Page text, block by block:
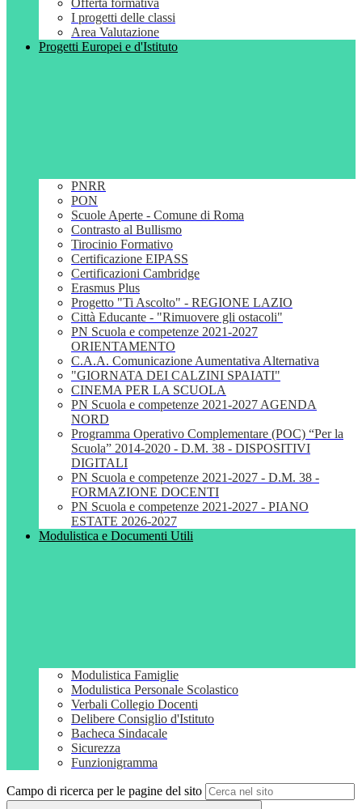
Offerta formativa
I progetti delle classi
Area Valutazione
Progetti Europei e d'Istituto
PNRR
PON
Scuole Aperte - Comune di Roma
Contrasto al Bullismo
Tirocinio Formativo
Certificazione EIPASS
Certificazioni Cambridge
Erasmus Plus
Progetto "Ti Ascolto" - REGIONE LAZIO
Città Educante - "Rimuovere gli ostacoli"
PN Scuola e competenze 2021-2027
ORIENTAMENTO
C.A.A. Comunicazione Aumentativa Alternativa
"GIORNATA DEI CALZINI SPAIATI"
CINEMA PER LA SCUOLA
PN Scuola e competenze 2021-2027 AGENDA
NORD
Programma Operativo Complementare (POC) “Per la
Scuola” 2014-2020 - D.M. 38 - DISPOSITIVI
DIGITALI
PN Scuola e competenze 2021-2027 - D.M. 38 -
FORMAZIONE DOCENTI
PN Scuola e competenze 2021-2027 - PIANO
ESTATE 2026-2027
Modulistica e Documenti Utili
Modulistica Famiglie
Modulistica Personale Scolastico
Verbali Collegio Docenti
Delibere Consiglio d'Istituto
Bacheca Sindacale
Sicurezza
Funzionigramma
Campo di ricerca per le pagine del sito